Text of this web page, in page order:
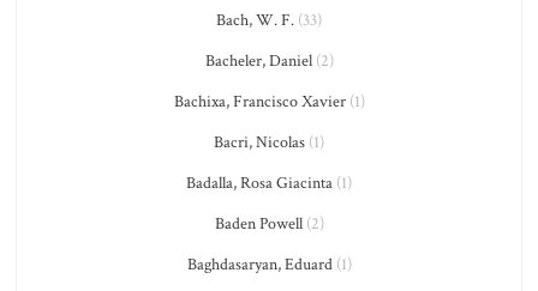
Bach, W. F. (33)
Bacheler, Daniel(2)
Bachixa, Francisco Xavier(1)
Bacri, Nicolas (1)
Badalla, Rosa Giacinta (1)
Baden Powell(2)
Baghdasaryan, Eduard(1)